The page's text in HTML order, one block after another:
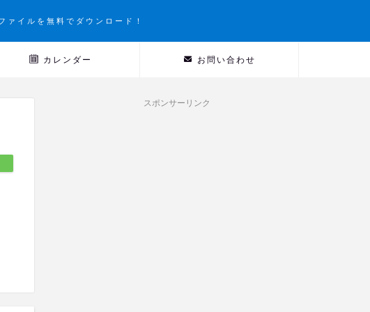
ァイルを無料でダウンロード！
カレンダー お問い合わせ
スポンサーリンク